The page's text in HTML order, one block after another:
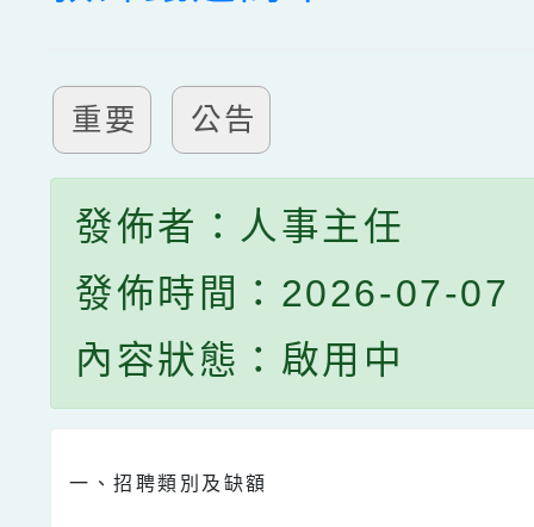
重要 公告
發佈者：人事主任
發佈時間：2026-07-07
內容狀態：啟用中
一、招聘類別及缺額